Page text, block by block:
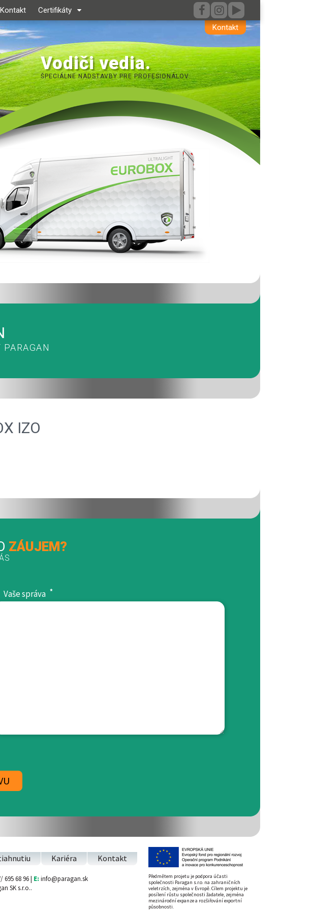
Kontakt
Kontakt Certifikáty
Vodiči vedia.
ŠPECIÁLNE NADSTAVBY PRE PROFESIONÁLOV.
IZO
ZÁUJEM?
Vaše správa *
Kariéra Kontakt
695 68 96 | E:info@paragan.sk
SK s.r.o..
Předmětem projetu je podpora účasti
společnosti Paragan s.r.o. na zahraničních
veletrzích, zejména v Evropě. Cílem projektu je
posílení růstu společnosti žadatele, zejména
mezinárodní expanze a rozšiřování exportní
působnosti.